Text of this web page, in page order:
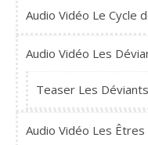
Audio Vidéo Le Cycle
Audio Vidéo Les
Teaser Les
Audio Vidéo Les